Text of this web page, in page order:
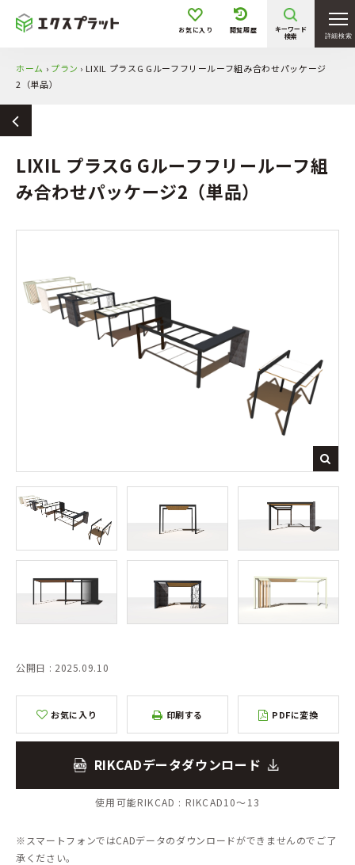
詳細検索
お気に入り 閲覧履歴
キーワード
検索
ホーム › プラン › LIXIL プラスG Gルーフフリールーフ組み合わせパッケージ
2（単品）
LIXIL プラスG Gルーフフリールーフ組
み合わせパッケージ2（単品）
公開日 : 2025.09.10
お気に入り 印刷する PDFに変換
RIKCADデータダウンロード
使用可能RIKCAD : RIKCAD10～13
※スマートフォンではCADデータのダウンロードができませんのでご了
承ください。